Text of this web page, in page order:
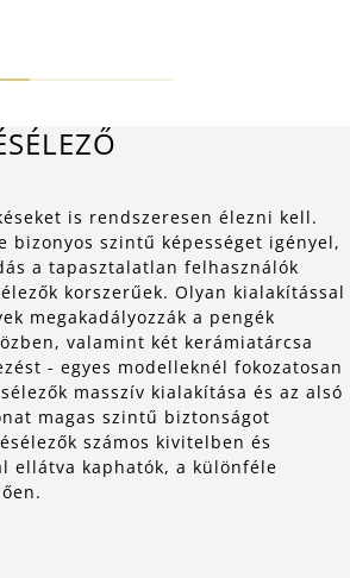
is rendszeresen élezni kell.
bizonyos szintű képességet igényel,
a tapasztalatlan felhasználók
korszerűek. Olyan kialakítással
megakadályozzák a pengék
valamint két kerámiatárcsa
- egyes modelleknél fokozatosan
masszív kialakítása és az alsó
magas szintű biztonságot
számos kivitelben és
ellátva kaphatók, a különféle